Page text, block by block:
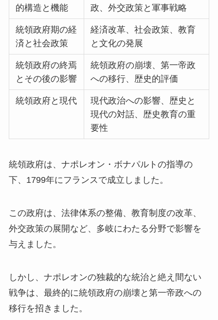
的構造と機能
政、外交政策と軍事戦略
統領政府期の経
済と社会政策
経済改革、社会政策、教育
と文化の発展
統領政府の終焉
とその後の影響
統領政府の崩壊、第一帝政
への移行、歴史的評価
統領政府と現代
現代政治への影響、歴史と
現代の対話、歴史教育の重
要性
統領政府は、ナポレオン・ボナパルトの指導の
下、1799年にフランスで成立しました。
この政府は、法律体系の整備、教育制度の改革、
外交政策の展開など、多岐にわたる分野で影響を
与えました。
しかし、ナポレオンの独裁的な統治と絶え間ない
戦争は、最終的に統領政府の崩壊と第一帝政への
移行を招きました。